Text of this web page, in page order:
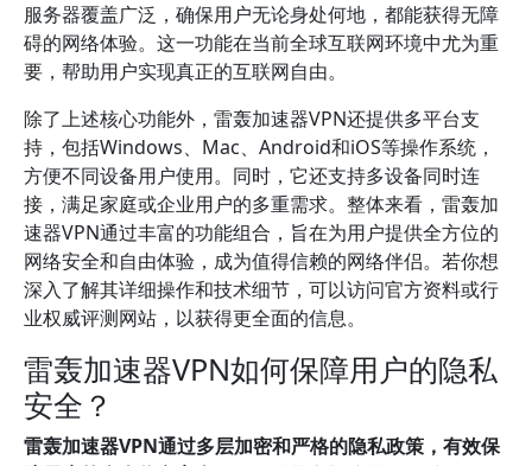
服务器覆盖广泛，确保用户无论身处何地，都能获得无障
碍的网络体验。这一功能在当前全球互联网环境中尤为重
要，帮助用户实现真正的互联网自由。
除了上述核心功能外，雷轰加速器VPN还提供多平台支
持，包括Windows、Mac、Android和iOS等操作系统，
方便不同设备用户使用。同时，它还支持多设备同时连
接，满足家庭或企业用户的多重需求。整体来看，雷轰加
速器VPN通过丰富的功能组合，旨在为用户提供全方位的
网络安全和自由体验，成为值得信赖的网络伴侣。若你想
深入了解其详细操作和技术细节，可以访问官方资料或行
业权威评测网站，以获得更全面的信息。
雷轰加速器VPN如何保障用户的隐私
安全？
雷轰加速器VPN通过多层加密和严格的隐私政策，有效保